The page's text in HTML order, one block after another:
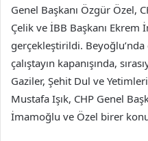
Genel Başkanı Özgür Özel,
Çelik ve İBB Başkanı Ekrem
gerçekleştirildi.
çalıştayın kapanışında,
Gaziler, Şehit Dul ve
Mustafa Işık, CHP Genel
İmamoğlu ve Özel birer